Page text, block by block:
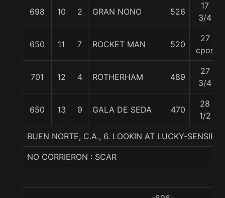
698 10 2 GRAN NONO 526
17
3/4
650 11 7 ROCKET MAN 520
27
cpos
701 12 4 ROTHERHAM 489
27
3/4
650 13 9 GALA DE SEDA 470
28
1/2
BUEN NORTE, C.A., 6. LOOKIN AT LUCKY-
NO CORRIERON : SCAR